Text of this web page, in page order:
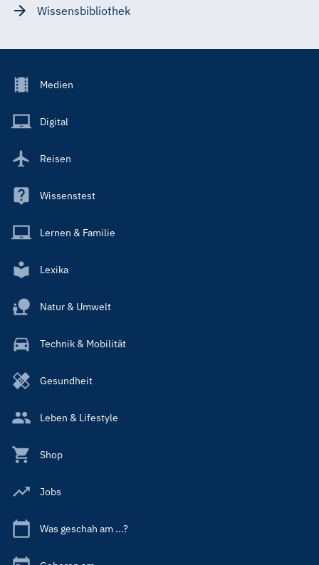
Wissensbibliothek
Footer
Main
Medien
Digital
Reisen
Wissenstest
Lernen & Familie
Lexika
Natur & Umwelt
Technik & Mobilität
Gesundheit
Leben & Lifestyle
Shop
Jobs
Was geschah am ...?